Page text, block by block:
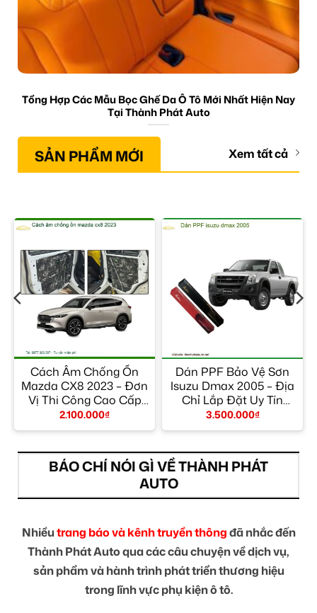
Tổng Hợp Các Mẫu Bọc Ghế Da Ô Tô Mới Nhất Hiện Nay
Tại Thành Phát Auto
SẢN PHẨM MỚI Xem tất cả
Cách Âm Chống Ồn
Mazda CX8 2023 – Đơn
Vị Thi Công Cao Cấp
TPHCM
2.100.000₫
Dán PPF Bảo Vệ Sơn
Isuzu Dmax 2005 – Địa
Chỉ Lắp Đặt Uy Tín
TPHCM
3.500.000₫
BÁO CHÍ NÓI GÌ VỀ THÀNH PHÁT
AUTO
Nhiềutrang báo và kênh truyền thôngđã nhắc đến
Thành Phát Auto qua các câu chuyện về dịch vụ,
sản phẩm và hành trình phát triển thương hiệu
trong lĩnh vực phụ kiện ô tô.